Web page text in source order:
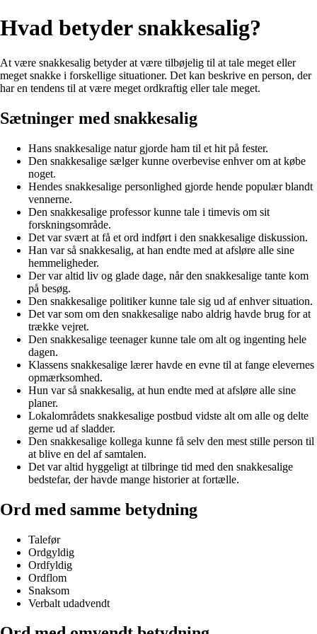
Hvad betyder snakkesalig?
At være snakkesalig betyder at være tilbøjelig til at tale meget eller
meget snakke i forskellige situationer. Det kan beskrive en person, der
har en tendens til at være meget ordkraftig eller tale meget.
Sætninger med snakkesalig
Hans snakkesalige natur gjorde ham til et hit på fester.
Den snakkesalige sælger kunne overbevise enhver om at købe
noget.
Hendes snakkesalige personlighed gjorde hende populær blandt
vennerne.
Den snakkesalige professor kunne tale i timevis om sit
forskningsområde.
Det var svært at få et ord indført i den snakkesalige diskussion.
Han var så snakkesalig, at han endte med at afsløre alle sine
hemmeligheder.
Der var altid liv og glade dage, når den snakkesalige tante kom
på besøg.
Den snakkesalige politiker kunne tale sig ud af enhver situation.
Det var som om den snakkesalige nabo aldrig havde brug for at
trække vejret.
Den snakkesalige teenager kunne tale om alt og ingenting hele
dagen.
Klassens snakkesalige lærer havde en evne til at fange elevernes
opmærksomhed.
Hun var så snakkesalig, at hun endte med at afsløre alle sine
planer.
Lokalområdets snakkesalige postbud vidste alt om alle og delte
gerne ud af sladder.
Den snakkesalige kollega kunne få selv den mest stille person til
at blive en del af samtalen.
Det var altid hyggeligt at tilbringe tid med den snakkesalige
bedstefar, der havde mange historier at fortælle.
Ord med samme betydning
Talefør
Ordgyldig
Ordfyldig
Ordflom
Snaksom
Verbalt udadvendt